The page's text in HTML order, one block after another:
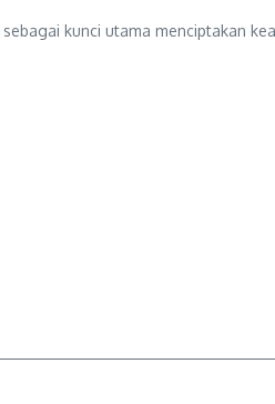
kunci utama menciptakan